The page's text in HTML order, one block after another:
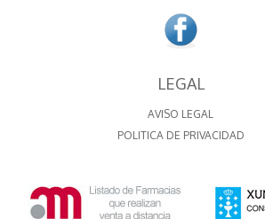
LEGAL
AVISO LEGAL
POLITICA DE PRIVACIDAD